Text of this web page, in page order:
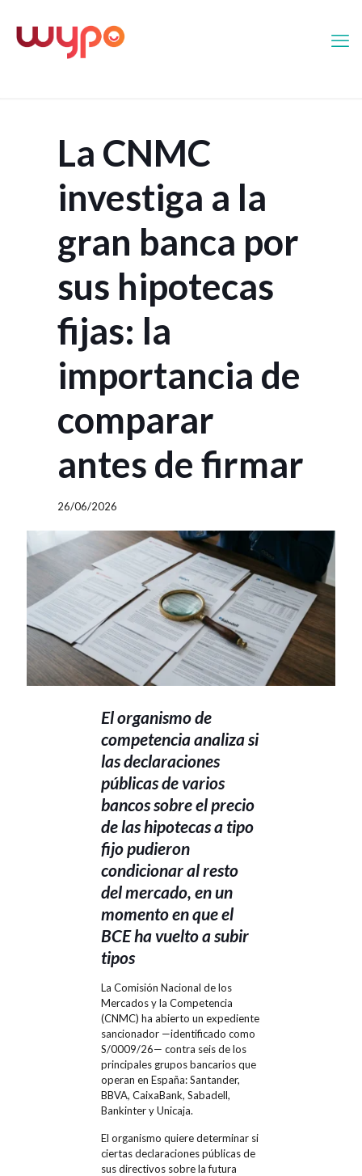
La CNMC
investiga a la
gran banca por
sus hipotecas
fijas: la
importancia de
comparar
antes de firmar
26/06/2026
El organismo de
competencia analiza si
las declaraciones
públicas de varios
bancos sobre el precio
de las hipotecas a tipo
fijo pudieron
condicionar al resto
del mercado, en un
momento en que el
BCE ha vuelto a subir
tipos
La Comisión Nacional de los
Mercados y la Competencia
(CNMC) ha abierto un expediente
sancionador —identificado como
S/0009/26— contra seis de los
principales grupos bancarios que
operan en España: Santander,
BBVA, CaixaBank, Sabadell,
Bankinter y Unicaja.
El organismo quiere determinar si
ciertas declaraciones públicas de
sus directivos sobre la futura